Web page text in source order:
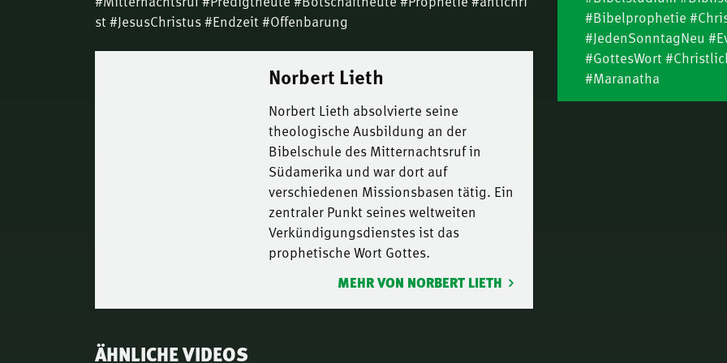
st #JesusChristus #Endzeit #Offenbarung
Norbert Lieth
Norbert Lieth absolvierte seine
theologische Ausbildung an der
Bibelschule des Mitternachtsruf in
Südamerika und war dort auf
verschiedenen Missionsbasen tätig. Ein
zentraler Punkt seines weltweiten
Verkündigungsdienstes ist das
prophetische Wort Gottes.
MEHR VON NORBERT LIETH
13.
Für
#Bibelprophetie
#JedenSonntagNeu
#GottesWort
#Maranatha
ÄHNLICHE VIDEOS